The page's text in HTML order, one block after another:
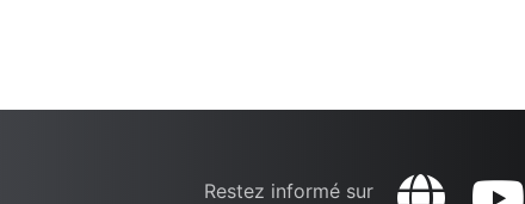
Restez informé sur